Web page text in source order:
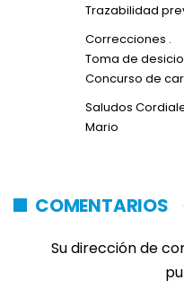
Trazabilidad
Correcciones .
Toma de
Concurso de
Saludos
Mario
COMENTARIOS
Su dirección de